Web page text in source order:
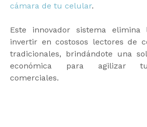
cámara de tu celular.
Este innovador sistema elimina
invertir en costosos lectores de
tradicionales, brindándote una
económica para agilizar
comerciales.